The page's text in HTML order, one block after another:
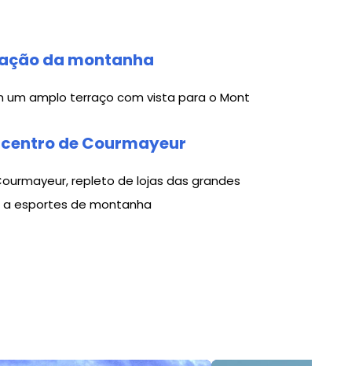
da montanha
um amplo terraço com vista para o Mont
de Courmayeur
repleto de lojas das grandes
esportes de montanha